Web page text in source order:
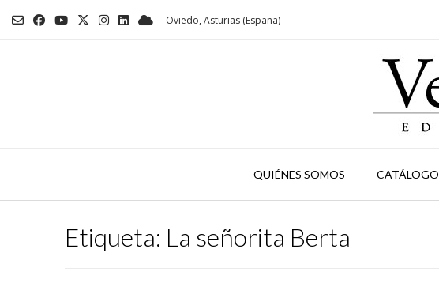
Oviedo, Asturias (España)
QUIÉNES SOMOS CATÁLOGO
Etiqueta: La señorita Berta